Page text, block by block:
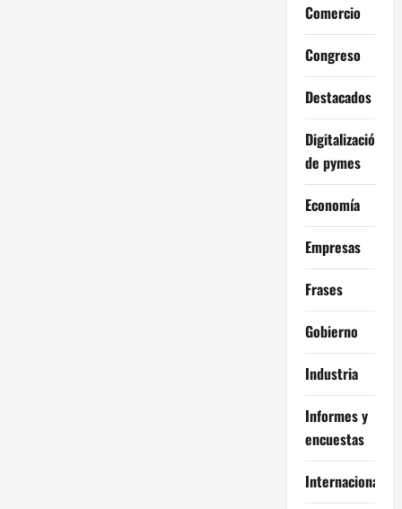
Comercio
Congreso
Destacados
Digitalización
de pymes
Economía
Empresas
Frases
Gobierno
Industria
Informes y
encuestas
Internacional